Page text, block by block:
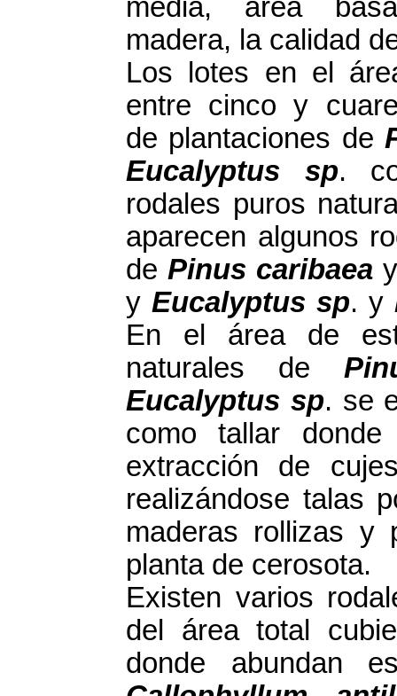
media, área
madera, la calidad
Los lotes en el
entre cinco y
de plantaciones de
Eucalyptus sp.
rodales puros
aparecen algunos
de Pinus caribaea
y Eucalyptus sp. y
En el área de
naturales de
Eucalyptus sp. se
como tallar
extracción de
realizándose talas
maderas rollizas y
planta de cerosota.
Existen varios
del área total
donde abundan